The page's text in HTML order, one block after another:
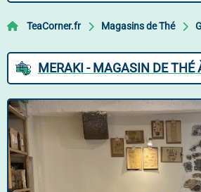
TeaCorner.fr Magasins de Thé
MERAKI - MAGASIN DE THÉ